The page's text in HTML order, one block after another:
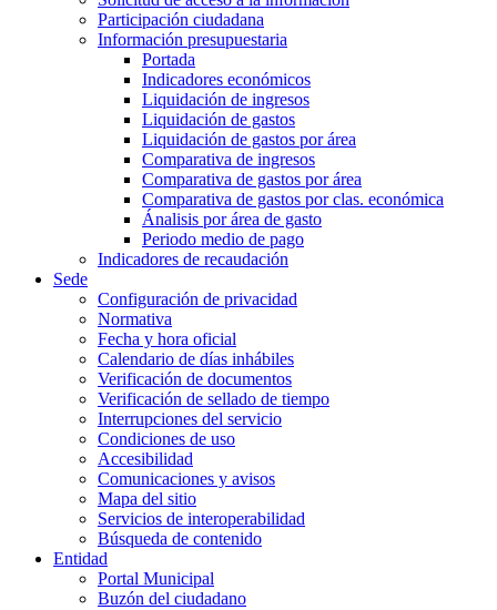
Participación ciudadana
Información presupuestaria
Portada
Indicadores económicos
Liquidación de ingresos
Liquidación de gastos
Liquidación de gastos por área
Comparativa de ingresos
Comparativa de gastos por área
Comparativa de gastos por clas. económica
Ánalisis por área de gasto
Periodo medio de pago
Indicadores de recaudación
Sede
Configuración de privacidad
Normativa
Fecha y hora oficial
Calendario de días inhábiles
Verificación de documentos
Verificación de sellado de tiempo
Interrupciones del servicio
Condiciones de uso
Accesibilidad
Comunicaciones y avisos
Mapa del sitio
Servicios de interoperabilidad
Búsqueda de contenido
Entidad
Portal Municipal
Buzón del ciudadano